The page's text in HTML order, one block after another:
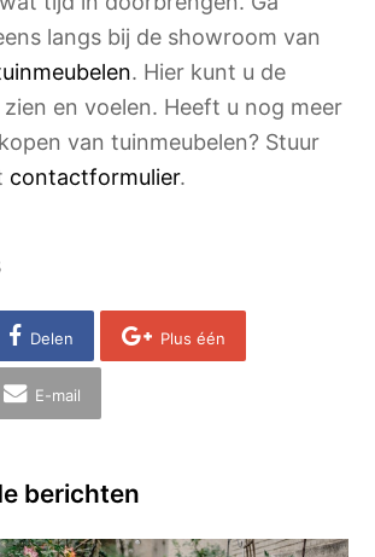
langs bij de showroom van
. Hier kunt u de
en voelen. Heeft u nog meer
van tuinmeubelen? Stuur
contactformulier.
Delen Plus één
E-mail
berichten